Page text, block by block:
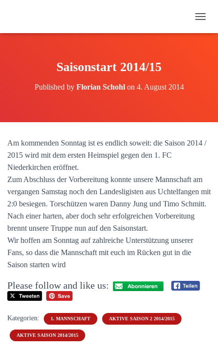
A
C
T
E
Saisonstart 2014/15
Published by Florian Schohlon 4. August 2014
Am kommenden Sonntag ist es endlich soweit: die Saison 2014 /
2015 wird mit dem ersten Heimspiel gegen den 1. FC
Niederkirchen eröffnet.
Zum Abschluss der Vorbereitung konnte unsere Mannschaft am
vergangen Samstag noch den Landesligisten aus Uchtelfangen mit
2:0 besiegen. Torschützen waren Danny Jung und Timo Schmitt.
Nach einer harten, aber doch sehr erfolgreichen Vorbereitung
brennt unsere Truppe nun auf den Saisonstart.
Wir hoffen am Sonntag auf zahlreiche Unterstützung unserer
Fans, so dass die Mannschaft mit euch im Rücken gut in die
Saison starten wird
Please follow and like us:
Kategorien: 1. MANNSCHAFT AKTIVE SAISON 2 2014/2015
AKTIVE SAISON 2014/2015